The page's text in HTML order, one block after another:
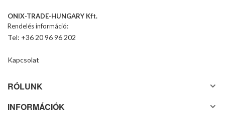
ONIX-TRADE-HUNGARY Kft.
Rendelés információ:
Tel: +36 20 96 96 202
Kapcsolat
RÓLUNK
INFORMÁCIÓK